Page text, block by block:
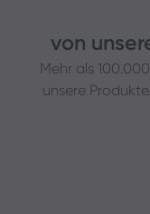
von
Mehr als
unsere